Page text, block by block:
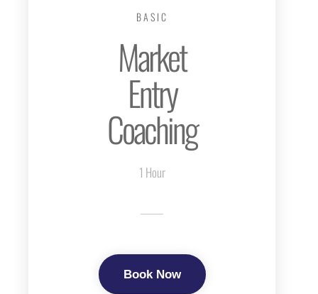
BASIC
Market
Entry
Coaching
1 Hour
Book Now